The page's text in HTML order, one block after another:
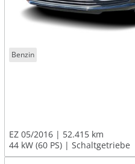
Benzin
EZ 05/2016
52.415 km
44 kW (60 PS)
Schaltgetriebe